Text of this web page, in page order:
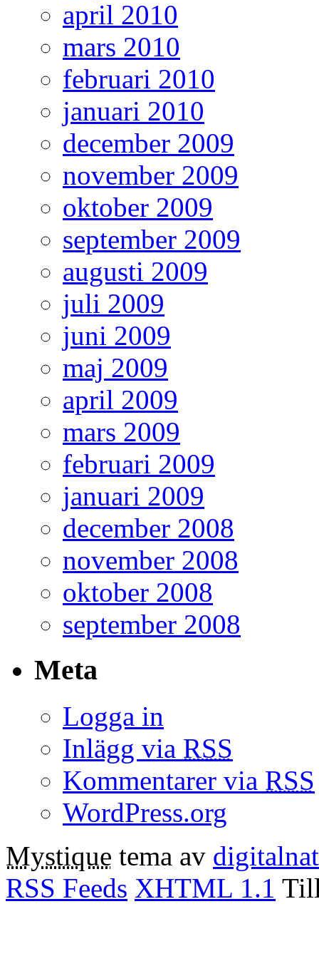
april 2010
mars 2010
februari 2010
januari 2010
december 2009
november 2009
oktober 2009
september 2009
augusti 2009
juli 2009
juni 2009
maj 2009
april 2009
mars 2009
februari 2009
januari 2009
december 2008
november 2008
oktober 2008
september 2008
Meta
Logga in
Inlägg via RSS
Kommentarer via RSS
WordPress.org
Mystique tema av
RSS Feeds XHTML 1.1